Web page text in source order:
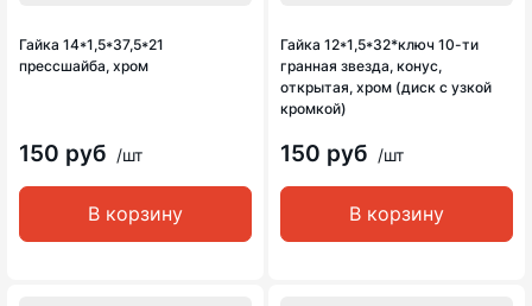
Гайка 14*1,5*37,5*21
прессшайба, хром
150 руб /шт
В корзину
Гайка 12*1,5*32*ключ 10-ти
гранная звезда, конус,
открытая, хром (диск с узкой
кромкой)
150 руб /шт
В корзину